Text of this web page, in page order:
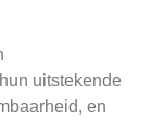
uitstekende
en